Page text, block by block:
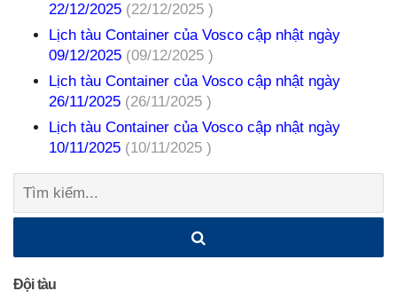
22/12/2025 (22/12/2025 )
Lịch tàu Container của Vosco cập nhật ngày
09/12/2025 (09/12/2025 )
Lịch tàu Container của Vosco cập nhật ngày
26/11/2025 (26/11/2025 )
Lịch tàu Container của Vosco cập nhật ngày
10/11/2025 (10/11/2025 )
Tìm
kiếm:
Đội tàu